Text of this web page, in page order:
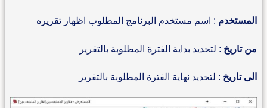
المستخدم : اسم مستخدم البرنامج المطلوب اظهار تقريره
من تاريخ : لتحديد بداية الفترة المطلوبة بالتقرير
الى تاريخ : لتحديد نهاية الفترة المطلوبة بالتقرير